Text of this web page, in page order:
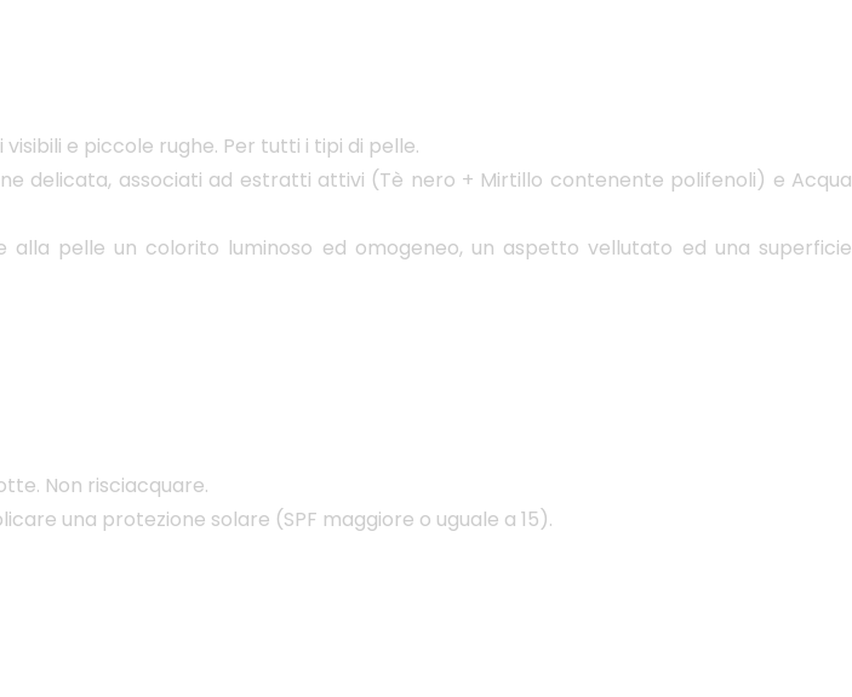
e piccole rughe. Per tutti i tipi di pelle.
delicata, associati ad estratti attivi (Tè nero + Mirtillo contenente polifenoli) e Acqua
alla pelle un colorito luminoso ed omogeneo, un aspetto vellutato ed una superficie
Non risciacquare.
una protezione solare (SPF maggiore o uguale a 15).